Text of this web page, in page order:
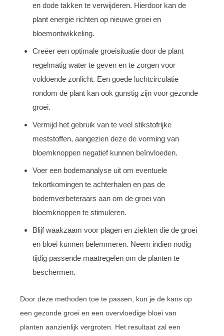
en dode takken te verwijderen. Hierdoor kan de
plant energie richten op nieuwe groei en
bloemontwikkeling.
Creëer een optimale groeisituatie door de plant
regelmatig water te geven en te zorgen voor
voldoende zonlicht. Een goede luchtcirculatie
rondom de plant kan ook gunstig zijn voor gezonde
groei.
Vermijd het gebruik van te veel stikstofrijke
meststoffen, aangezien deze de vorming van
bloemknoppen negatief kunnen beïnvloeden.
Voer een bodemanalyse uit om eventuele
tekortkomingen te achterhalen en pas de
bodemverbeteraars aan om de groei van
bloemknoppen te stimuleren.
Blijf waakzaam voor plagen en ziekten die de groei
en bloei kunnen belemmeren. Neem indien nodig
tijdig passende maatregelen om de planten te
beschermen.
Door deze methoden toe te passen, kun je de kans op
een gezonde groei en een overvloedige bloei van
planten aanzienlijk vergroten. Het resultaat zal een